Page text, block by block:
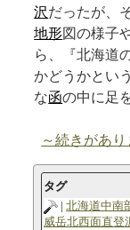
沢だったが、
地形図の様子
ら、『北海道
かどうかとい
な函の中に足
～続きがあり
タグ
北海道中南
威岳北西面直登